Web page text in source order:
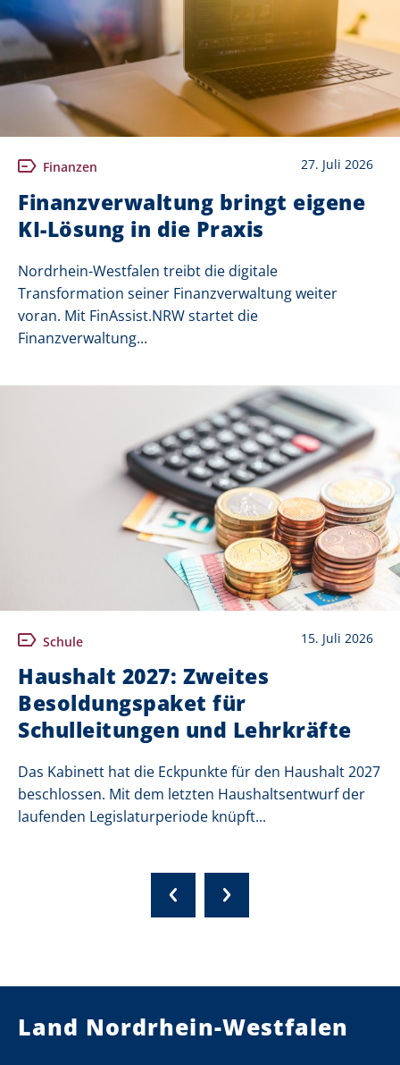
Finanzen 27. Juli 2026
Finanzverwaltung bringt eigene
KI-Lösung in die Praxis
Nordrhein-Westfalen treibt die digitale
Transformation seiner Finanzverwaltung weiter
voran. Mit FinAssist.NRW startet die
Finanzverwaltung...
Schule 15. Juli 2026
Haushalt 2027: Zweites
Besoldungspaket für
Schulleitungen und Lehrkräfte
Das Kabinett hat die Eckpunkte für den Haushalt 2027
beschlossen. Mit dem letzten Haushaltsentwurf der
laufenden Legislaturperiode knüpft...
Land Nordrhein-Westfalen